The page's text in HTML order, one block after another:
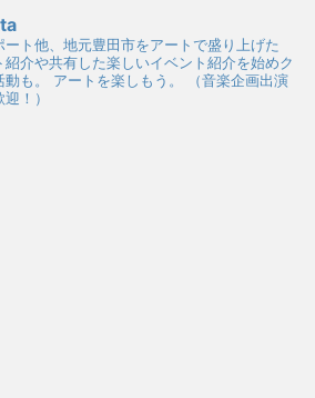
ート他、地元豊田市をアートで盛り上げた
紹介や共有した楽しいイベント紹介を始めク
も。
アートを楽しもう。
（音楽企画出演
！）